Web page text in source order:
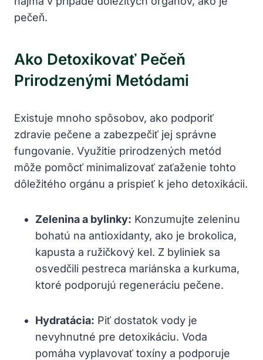
pečeň.
Ako Detoxikovať Pečeň
Prirodzenými Metódami
Existuje mnoho spôsobov, ako podporiť
zdravie pečene a zabezpečiť jej správne
fungovanie. Využitie prirodzených metód
môže pomôcť minimalizovať zaťaženie tohto
dôležitého orgánu a prispieť k jeho detoxikácii.
Zelenina a bylinky: Konzumujte zeleninu
bohatú na antioxidanty, ako je brokolica,
kapusta a ružičkový kel. Z byliniek sa
osvedčili pestreca mariánska a kurkuma,
ktoré podporujú regeneráciu pečene.
Hydratácia: Piť dostatok vody je
nevyhnutné pre detoxikáciu. Voda
pomáha vyplavovať toxíny a podporuje